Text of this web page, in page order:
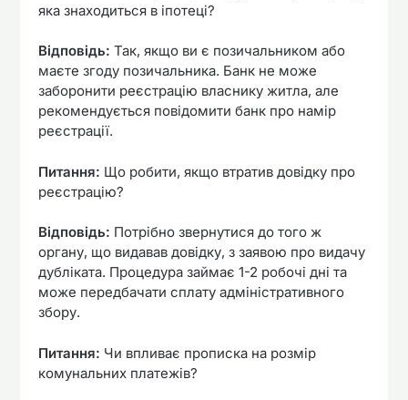
яка знаходиться в іпотеці?
Відповідь: Так, якщо ви є позичальником або
маєте згоду позичальника. Банк не може
заборонити реєстрацію власнику житла, але
рекомендується повідомити банк про намір
реєстрації.
Питання: Що робити, якщо втратив довідку про
реєстрацію?
Відповідь: Потрібно звернутися до того ж
органу, що видавав довідку, з заявою про видачу
дубліката. Процедура займає 1-2 робочі дні та
може передбачати сплату адміністративного
збору.
Питання: Чи впливає прописка на розмір
комунальних платежів?